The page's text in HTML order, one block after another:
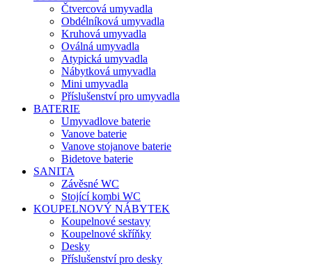
Čtvercová umyvadla
Obdélníková umyvadla
Kruhová umyvadla
Oválná umyvadla
Atypická umyvadla
Nábytková umyvadla
Mini umyvadla
Příslušenství pro umyvadla
BATERIE
Umyvadlove baterie
Vanove baterie
Vanove stojanove baterie
Bidetove baterie
SANITA
Závěsné WC
Stojící kombi WC
KOUPELNOVÝ NÁBYTEK
Koupelnové sestavy
Koupelnové skříňky
Desky
Příslušenství pro desky